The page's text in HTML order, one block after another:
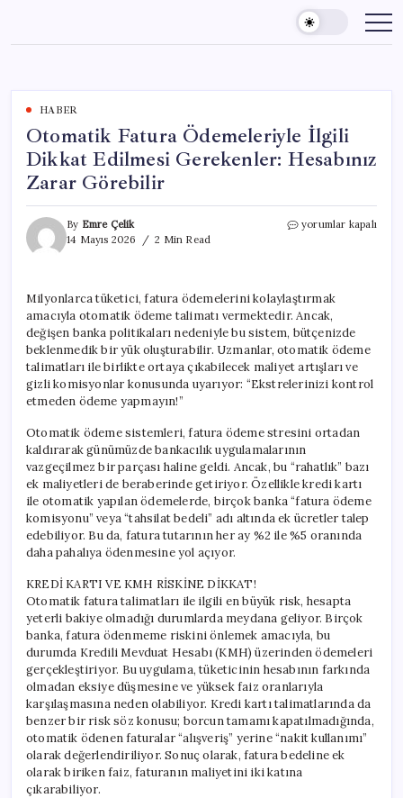
content
HABER
Otomatik Fatura Ödemeleriyle İlgili
Dikkat Edilmesi Gerekenler: Hesabınız
Zarar Görebilir
By Emre Çelik
14 Mayıs 2026
2 Min Read
Otomatik
Edilmesi
Gerekenler:
Hesabınız
Zarar
Görebilir
yorumlar kapalı
Milyonlarca tüketici, fatura ödemelerini kolaylaştırmak
amacıyla otomatik ödeme talimatı vermektedir. Ancak,
değişen banka politikaları nedeniyle bu sistem, bütçenizde
beklenmedik bir yük oluşturabilir. Uzmanlar, otomatik ödeme
talimatları ile birlikte ortaya çıkabilecek maliyet artışları ve
gizli komisyonlar konusunda uyarıyor: “Ekstrelerinizi kontrol
etmeden ödeme yapmayın!”
Otomatik ödeme sistemleri, fatura ödeme stresini ortadan
kaldırarak günümüzde bankacılık uygulamalarının
vazgeçilmez bir parçası haline geldi. Ancak, bu “rahatlık” bazı
ek maliyetleri de beraberinde getiriyor. Özellikle kredi kartı
ile otomatik yapılan ödemelerde, birçok banka “fatura ödeme
komisyonu” veya “tahsilat bedeli” adı altında ek ücretler talep
edebiliyor. Bu da, fatura tutarının her ay %2 ile %5 oranında
daha pahalıya ödenmesine yol açıyor.
KREDİ KARTI VE KMH RİSKİNE DİKKAT!
Otomatik fatura talimatları ile ilgili en büyük risk, hesapta
yeterli bakiye olmadığı durumlarda meydana geliyor. Birçok
banka, fatura ödenmeme riskini önlemek amacıyla, bu
durumda Kredili Mevduat Hesabı (KMH) üzerinden ödemeleri
gerçekleştiriyor. Bu uygulama, tüketicinin hesabının farkında
olmadan eksiye düşmesine ve yüksek faiz oranlarıyla
karşılaşmasına neden olabiliyor. Kredi kartı talimatlarında da
benzer bir risk söz konusu; borcun tamamı kapatılmadığında,
otomatik ödenen faturalar “alışveriş” yerine “nakit kullanımı”
olarak değerlendiriliyor. Sonuç olarak, fatura bedeline ek
olarak biriken faiz, faturanın maliyetini iki katına
çıkarabiliyor.